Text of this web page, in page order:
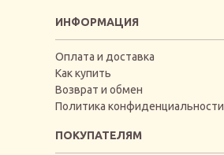
ИНФОРМАЦИЯ
Оплата и доставка
Как купить
Возврат и обмен
Политика конфиденциальности
ПОКУПАТЕЛЯМ